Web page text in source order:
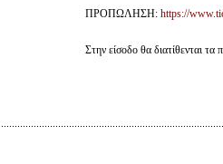
ΠΡΟΠΩΛΗΣΗ: https://
Στην είσοδο θα διατίθενται